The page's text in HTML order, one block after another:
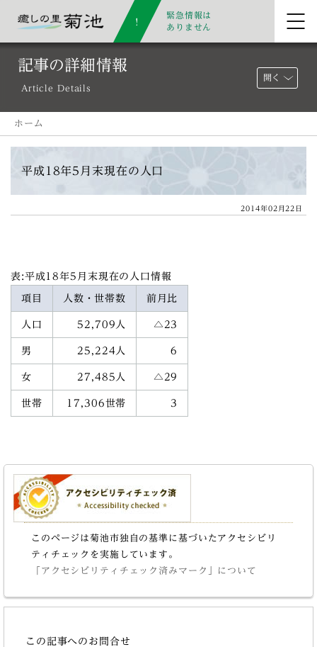
緊急情報は
ありません
記事の詳細情報
Article Details
開く
ホーム
平成18年5月末現在の人口
2014年02月22日
表:平成18年5月末現在の人口情報
項目 人数・世帯数 前月比
人口 52,709人 △23
男 25,224人 6
女 27,485人 △29
世帯 17,306世帯 3
このページは菊池市独自の基準に基づいたアクセシビリ
ティチェックを実施しています。
「アクセシビリティチェック済みマーク」について
この記事へのお問合せ